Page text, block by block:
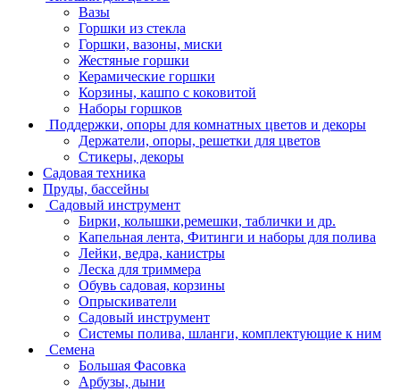
Вазы
Горшки из стекла
Горшки, вазоны, миски
Жестяные горшки
Керамические горшки
Корзины, кашпо с коковитой
Наборы горшков
Поддержки, опоры для комнатных цветов и декоры
Держатели, опоры, решетки для цветов
Стикеры, декоры
Садовая техника
Пруды, бассейны
Садовый инструмент
Бирки, колышки,ремешки, таблички и др.
Капельная лента, Фитинги и наборы для полива
Лейки, ведра, канистры
Леска для триммера
Обувь садовая, корзины
Опрыскиватели
Садовый инструмент
Системы полива, шланги, комплектующие к ним
Семена
Большая Фасовка
Арбузы, дыни